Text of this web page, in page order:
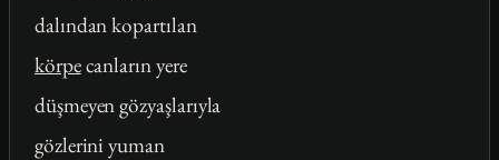
dalından kopartılan
körpecanların yere
düşmeyen gözyaşlarıyla
gözlerini yuman